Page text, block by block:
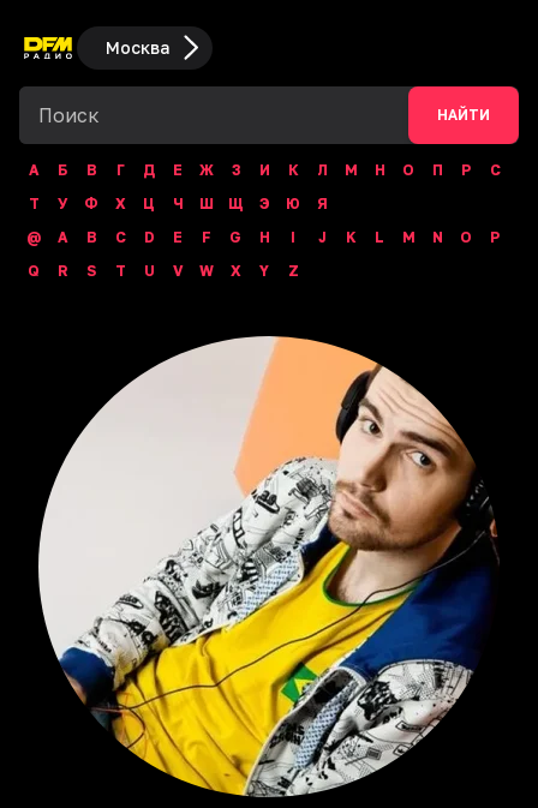
Москва
НАЙТИ
А Б В Г Д Е Ж З И К Л М Н О П Р
С
Т
У Ф Х Ц Ч Ш Щ Э Ю
Я
@
A B C D E F G H I J K L M N O
P
Q
R S T U V W X Y Z